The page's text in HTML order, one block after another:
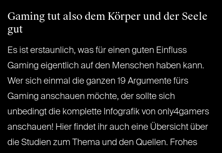
Gaming tut also dem Körper und der Seele
gut
Es ist erstaunlich, was für einen guten Einfluss
Gaming eigentlich auf den Menschen haben kann.
Wer sich einmal die ganzen 19 Argumente fürs
Gaming anschauen möchte, der sollte sich
unbedingt die komplette Infografik von only4gamers
anschauen! Hier findet ihr auch eine Übersicht über
die Studien zum Thema und den Quellen. Frohes